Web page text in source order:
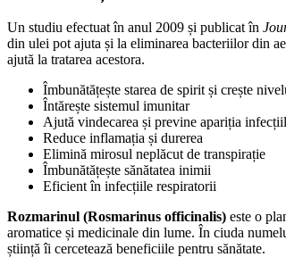
Un studiu efectuat în anul 2009 și publicat în
din ulei pot ajuta și la eliminarea bacteriilor din
ajută la tratarea acestora.
Îmbunătățește starea de spirit și crește
Întărește sistemul imunitar
Ajută vindecarea și previne apariția
Reduce inflamația și durerea
Elimină mirosul neplăcut de transpirație
Îmbunătățește sănătatea inimii
Eficient în infecțiile respiratorii
Rozmarinul (Rosmarinus officinalis) este o
aromatice și medicinale din lume. În ciuda
știință îi cercetează beneficiile pentru sănătate.